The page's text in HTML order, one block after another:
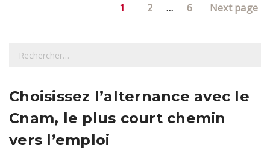
Page
1 Page
2 … Page
6 Next page
h
r
c
Choisissez l’alternance avec le
Cnam, le plus court chemin
vers l’emploi